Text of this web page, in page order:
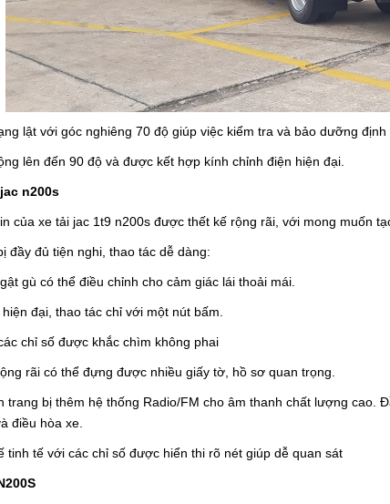
lật với góc nghiêng 70 độ giúp việc kiểm tra và bảo dưỡng định
lên đến 90 độ và được kết hợp kính chỉnh điện hiện đại.
n200s
của xe tải jac 1t9 n200s được thết kế rộng rãi, với mong muốn
đầy đủ tiện nghi, thao tác dễ dàng:
gù có thể điều chỉnh cho cảm giác lái thoải mái.
đại, thao tác chỉ với một nút bấm.
chỉ số được khắc chìm không phai
rãi có thể đựng được nhiều giấy tờ, hồ sơ quan trọng.
trang bị thêm hệ thống Radio/FM cho âm thanh chất lượng
điều hòa xe.
tinh tế với các chỉ số được hiển thi rõ nét giúp dễ quan sát